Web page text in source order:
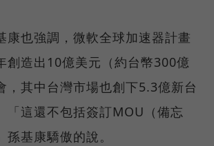
康也強調，微軟全球加速器計畫
創造出10億美元（約台幣300億
，其中台灣市場也創下5.3億新台
「這還不包括簽訂MOU（備忘
基康驕傲的說。